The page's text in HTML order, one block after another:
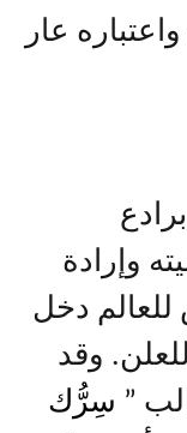
عار
وإرادة
دخل
وقد
” سِرُّك